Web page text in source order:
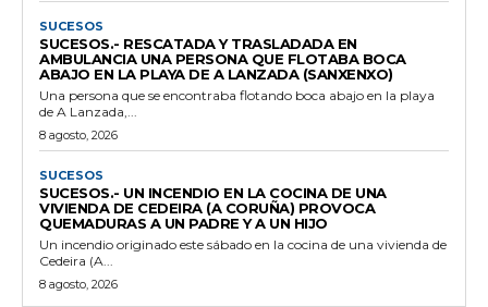
SUCESOS
SUCESOS.- RESCATADA Y TRASLADADA EN
AMBULANCIA UNA PERSONA QUE FLOTABA BOCA
ABAJO EN LA PLAYA DE A LANZADA (SANXENXO)
Una persona que se encontraba flotando boca abajo en la playa
de A Lanzada,...
8 agosto, 2026
SUCESOS
SUCESOS.- UN INCENDIO EN LA COCINA DE UNA
VIVIENDA DE CEDEIRA (A CORUÑA) PROVOCA
QUEMADURAS A UN PADRE Y A UN HIJO
Un incendio originado este sábado en la cocina de una vivienda de
Cedeira (A...
8 agosto, 2026